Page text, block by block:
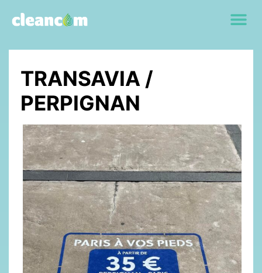
TRANSAVIA /
PERPIGNAN